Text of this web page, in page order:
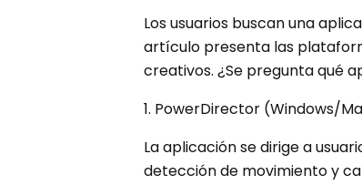
Los usuarios buscan una
artículo presenta las
creativos. ¿Se pregunta qué
1. PowerDirector (Windows/
La aplicación se dirige a
detección de movimiento y